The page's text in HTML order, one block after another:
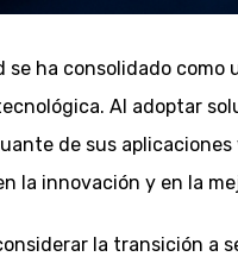
se ha consolidado
Al adoptar
de sus
la innovación y en la
la transición a